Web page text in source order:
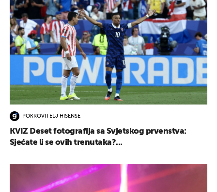
POKROVITELJ HISENSE
KVIZ Deset fotografija sa Svjetskog prvenstva:
Sjećate li se ovih trenutaka?...